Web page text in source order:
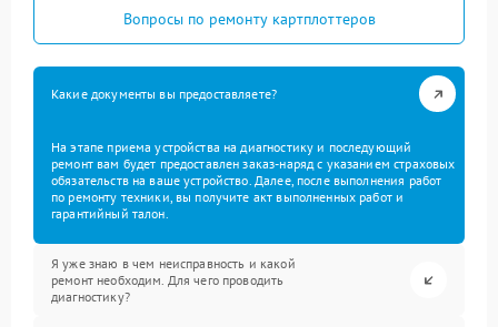
Вопросы по ремонту картплоттеров
Какие документы вы предоставляете?
На этапе приема устройства на диагностику и последующий
ремонт вам будет предоставлен заказ-наряд с указанием страховых
обязательств на ваше устройство. Далее, после выполнения работ
по ремонту техники, вы получите акт выполненных работ и
гарантийный талон.
Я уже знаю в чем неисправность и какой
ремонт необходим. Для чего проводить
диагностику?